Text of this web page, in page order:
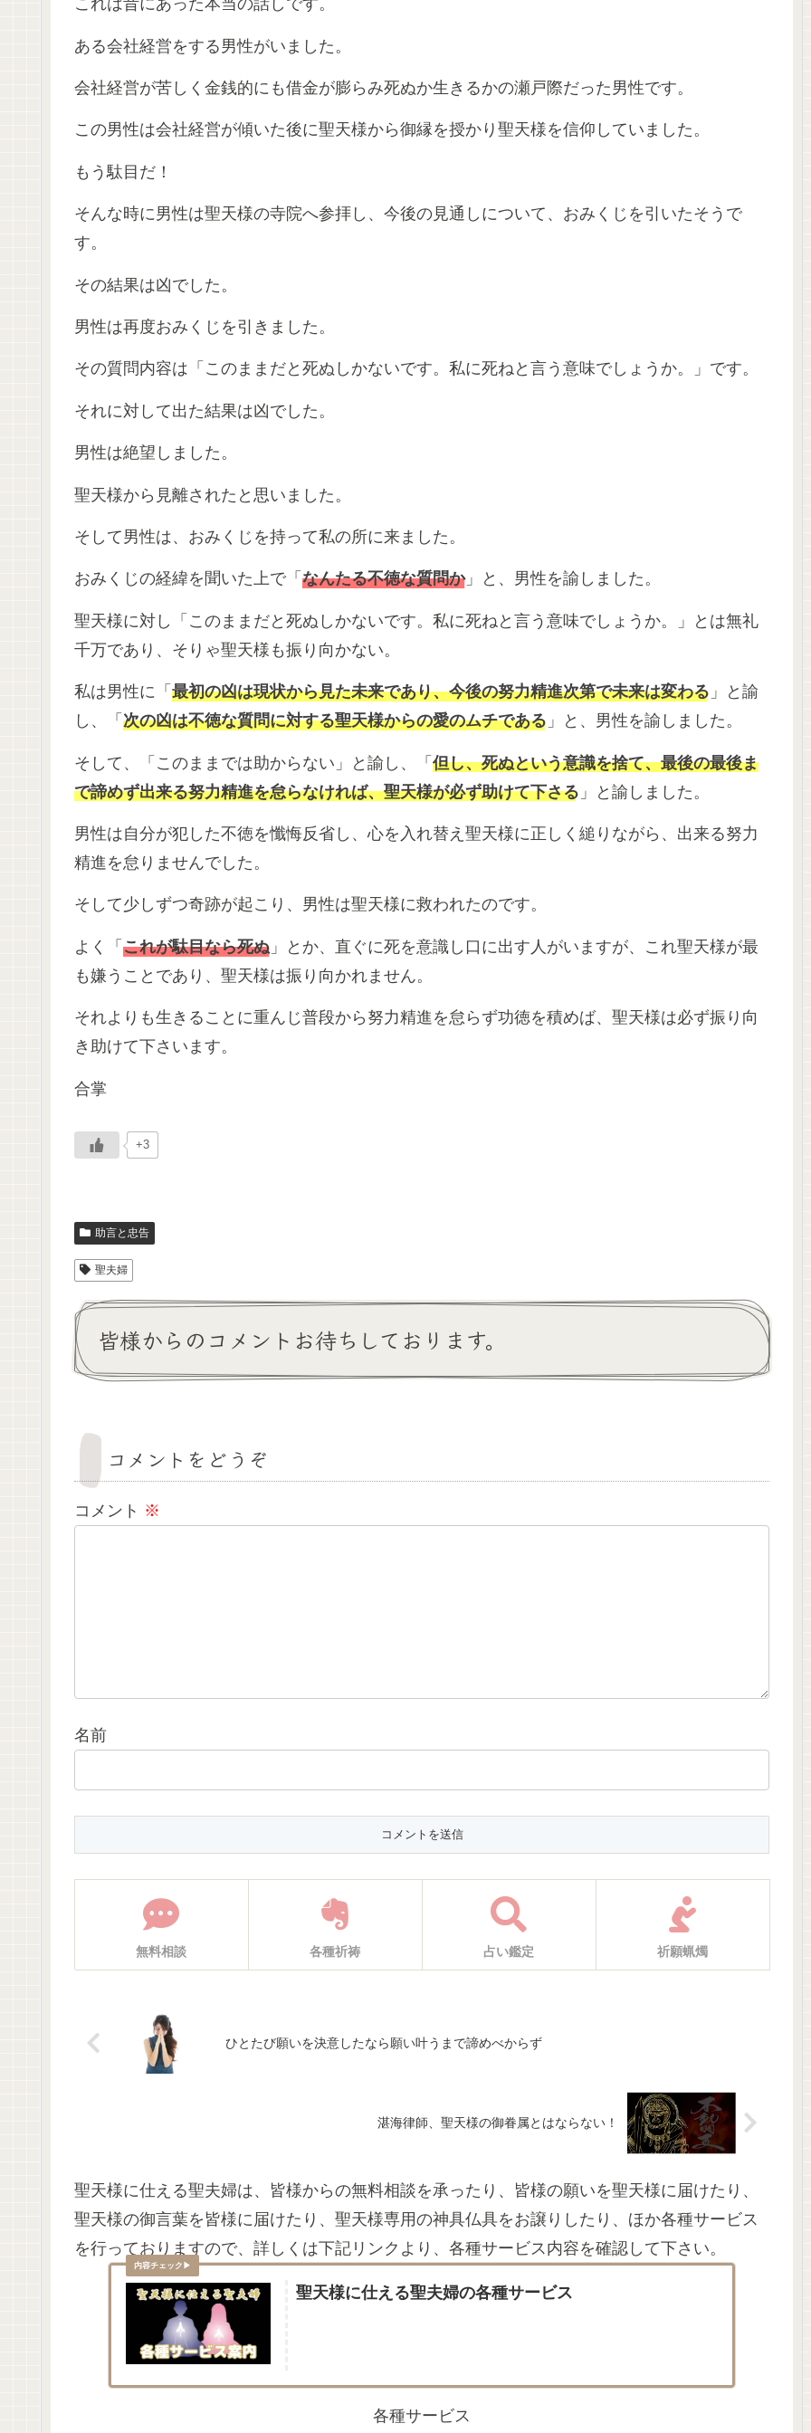
これは昔にあった本当の話しです。
ある会社経営をする男性がいました。
会社経営が苦しく金銭的にも借金が膨らみ死ぬか生きるかの瀬戸際だった男性です。
この男性は会社経営が傾いた後に聖天様から御縁を授かり聖天様を信仰していました。
もう駄目だ！
そんな時に男性は聖天様の寺院へ参拝し、今後の見通しについて、おみくじを引いたそうで
す。
その結果は凶でした。
男性は再度おみくじを引きました。
その質問内容は「このままだと死ぬしかないです。私に死ねと言う意味でしょうか。」です。
それに対して出た結果は凶でした。
男性は絶望しました。
聖天様から見離されたと思いました。
そして男性は、おみくじを持って私の所に来ました。
おみくじの経緯を聞いた上で「 なんたる不徳な質問か」と、男性を諭しました。
聖天様に対し「このままだと死ぬしかないです。私に死ねと言う意味でしょうか。」とは無礼
千万であり、そりゃ聖天様も振り向かない。
私は男性に「 最初の凶は現状から見た未来であり、今後の努力精進次第で未来は変わる 」と諭
し、「 次の凶は不徳な質問に対する聖天様からの愛のムチである 」と、男性を諭しました。
そして、「このままでは助からない」と諭し、「 但し、死ぬという意識を捨て、最後の最後ま
で諦めず出来る努力精進を怠らなければ、聖天様が必ず助けて下さる 」と諭しました。
男性は自分が犯した不徳を懺悔反省し、心を入れ替え聖天様に正しく縋りながら、出来る努力
精進を怠りませんでした。
そして少しずつ奇跡が起こり、男性は聖天様に救われたのです。
よく「 これが駄目なら死ぬ 」とか、直ぐに死を意識し口に出す人がいますが、これ聖天様が最
も嫌うことであり、聖天様は振り向かれません。
それよりも生きることに重んじ普段から努力精進を怠らず功徳を積めば、聖天様は必ず振り向
き助けて下さいます。
合掌
+3
助言と忠告
聖夫婦
皆様からのコメントお待ちしております。
コメントをどうぞ
コメント ※
名前
無料相談 各種祈祷 占い鑑定 祈願蝋燭
ひとたび願いを決意したなら願い叶うまで諦めべからず
湛海律師、聖天様の御眷属とはならない！
聖天様に仕える聖夫婦は、皆様からの無料相談を承ったり、皆様の願いを聖天様に届けたり、
聖天様の御言葉を皆様に届けたり、聖天様専用の神具仏具をお譲りしたり、ほか各種サービス
を行っておりますので、詳しくは下記リンクより、各種サービス内容を確認して下さい。
聖天様に仕える聖夫婦の各種サービス
各種サービス